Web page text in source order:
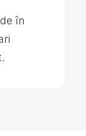
în